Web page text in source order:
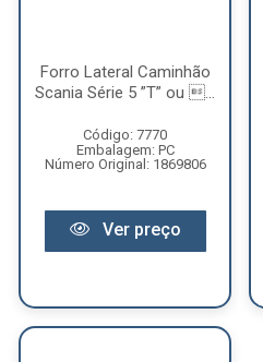
Forro Lateral Caminhão
Scania Série 5 ”T” ou ...
Código: 7770
Embalagem: PC
Número Original: 1869806
Ver preço